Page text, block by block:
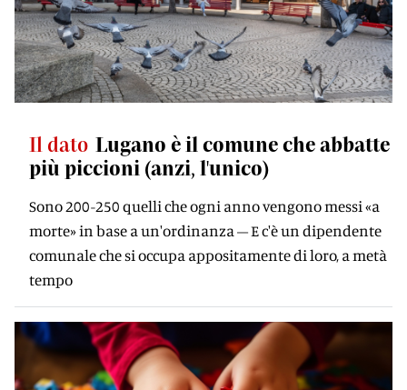
Il dato Lugano è il comune che abbatte
più piccioni (anzi, l'unico)
Sono 200-250 quelli che ogni anno vengono messi «a
morte» in base a un'ordinanza – E c'è un dipendente
comunale che si occupa appositamente di loro, a metà
tempo